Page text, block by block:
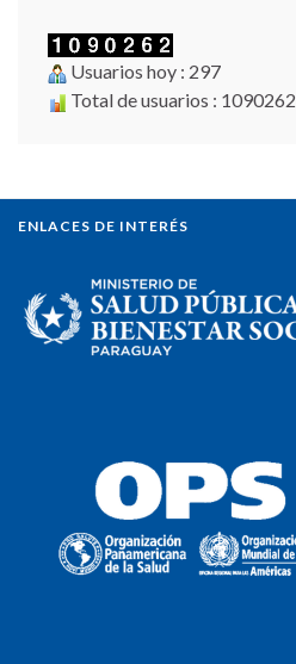
Usuarios hoy : 297
Total de usuarios : 1090262
ENLACES DE INTERÉS